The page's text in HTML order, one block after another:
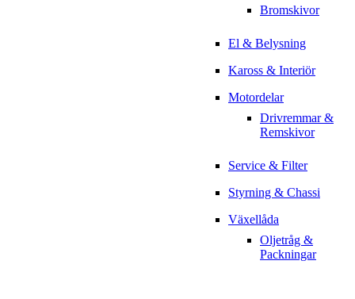
Bromskivor
El & Belysning
Kaross & Interiör
Motordelar
Drivremmar &
Remskivor
Service & Filter
Styrning & Chassi
Växellåda
Oljetråg &
Packningar